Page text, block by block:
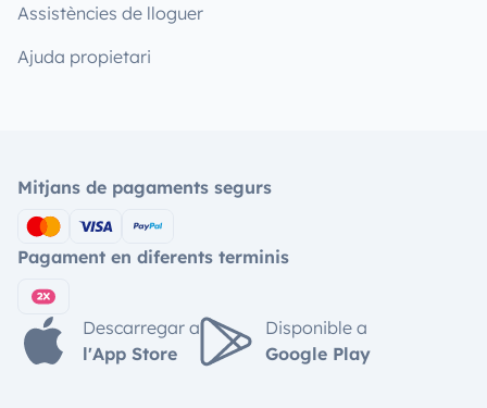
Assistències de lloguer
Ajuda propietari
Mitjans de pagaments segurs
Pagament en diferents terminis
Descarregar a
l'App Store
Disponible a
Google Play